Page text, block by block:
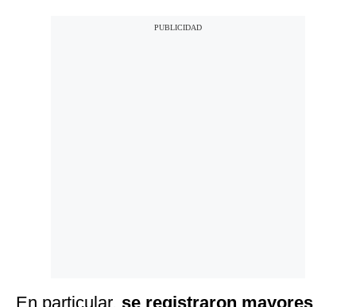
En particular, se registraron mayores